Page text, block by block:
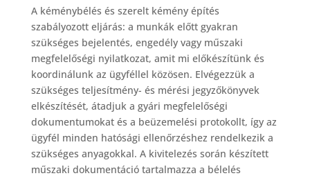
A kéménybélés és szerelt kémény építés
szabályozott eljárás: a munkák előtt gyakran
szükséges bejelentés, engedély vagy műszaki
megfelelőségi nyilatkozat, amit mi előkészítünk és
koordinálunk az ügyféllel közösen. Elvégezzük a
szükséges teljesítmény- és mérési jegyzőkönyvek
elkészítését, átadjuk a gyári megfelelőségi
dokumentumokat és a beüzemelési protokollt, így az
ügyfél minden hatósági ellenőrzéshez rendelkezik a
szükséges anyagokkal. A kivitelezés során készített
műszaki dokumentáció tartalmazza a bélelés